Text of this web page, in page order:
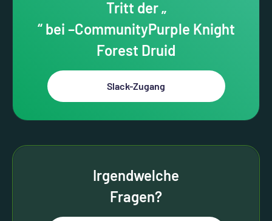
Tritt der „
“ bei –CommunityPurple Knight
Forest Druid
Slack-Zugang
Irgendwelche
Fragen?